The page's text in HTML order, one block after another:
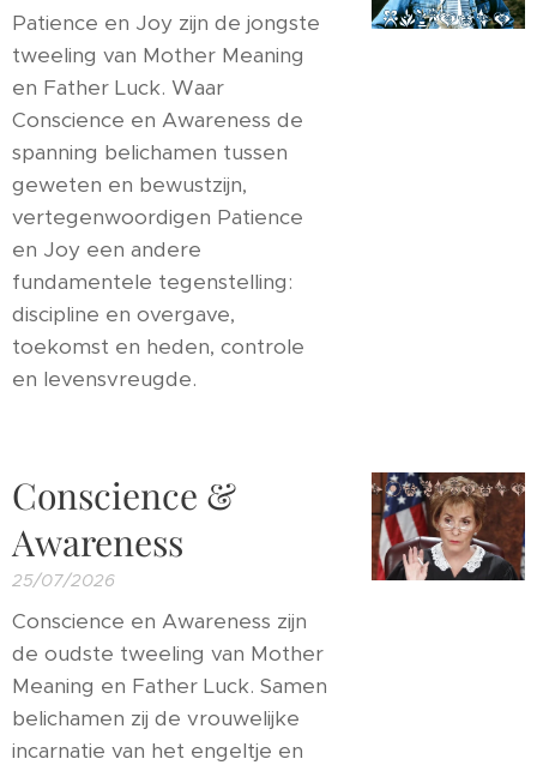
Patience en Joy zijn de jongste
tweeling van Mother Meaning
en Father Luck. Waar
Conscience en Awareness de
spanning belichamen tussen
geweten en bewustzijn,
vertegenwoordigen Patience
en Joy een andere
fundamentele tegenstelling:
discipline en overgave,
toekomst en heden, controle
en levensvreugde.
Conscience &
Awareness
25/07/2026
Conscience en Awareness zijn
de oudste tweeling van Mother
Meaning en Father Luck. Samen
belichamen zij de vrouwelijke
incarnatie van het engeltje en